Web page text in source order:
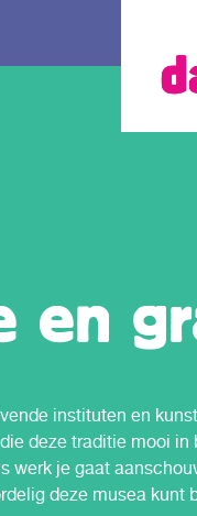
Ticket kan je
de bus, tram, metro
regio Zuid Holland.
routes.
–
en
instituten en
deze traditie mooi
werk je gaat
deze musea kunt